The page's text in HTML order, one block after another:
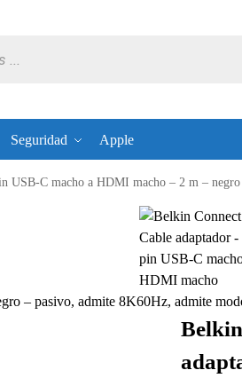
Seguridad Apple
C macho a HDMI macho – 2 m – negro –
– pasivo, admite 8K60Hz, admite